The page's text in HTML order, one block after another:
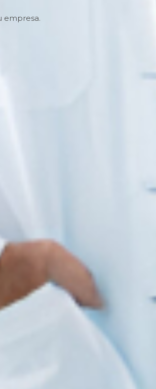
empresa.